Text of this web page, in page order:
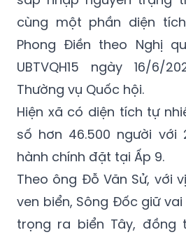
cùng một phần diện
Phong Điền theo Nghị
UBTVQH15 ngày 16/6/
Thường vụ Quốc hội.
Hiện xã có diện tích tự
số hơn 46.500 người với
hành chính đặt tại Ấp 9.
Theo ông Đỗ Văn Sử, với
ven biển, Sông Đốc giữ
trọng ra biển Tây, đồng